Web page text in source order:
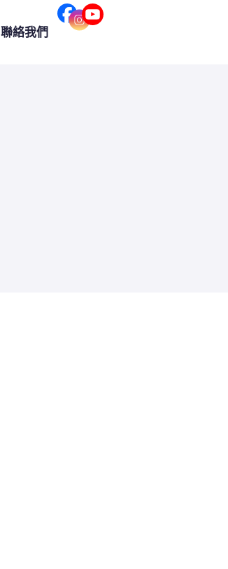
聯絡我們